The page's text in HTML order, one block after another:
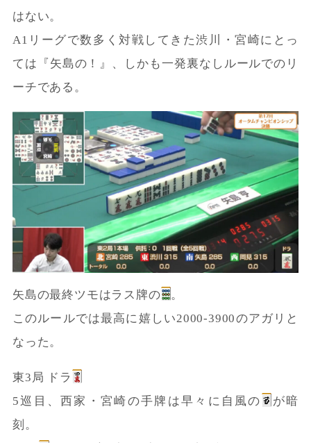
はない。
A1リーグで数多く対戦してきた渋川・宮崎にとっ
ては『矢島の！』、しかも一発裏なしルールでのリ
ーチである。
矢島の最終ツモはラス牌の
。
このルールでは最高に嬉しい2000-3900のアガリと
なった。
東3局 ドラ
5巡目、西家・宮崎の手牌は早々に自風の
が暗
刻。